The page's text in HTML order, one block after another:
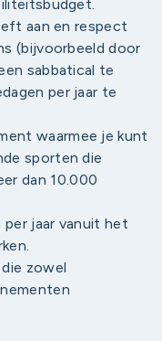
aan en respect
(bijvoorbeeld door
sabbatical te
per jaar te
waarmee je kunt
sporten die
dan 10.000
per jaar vanuit het
zowel